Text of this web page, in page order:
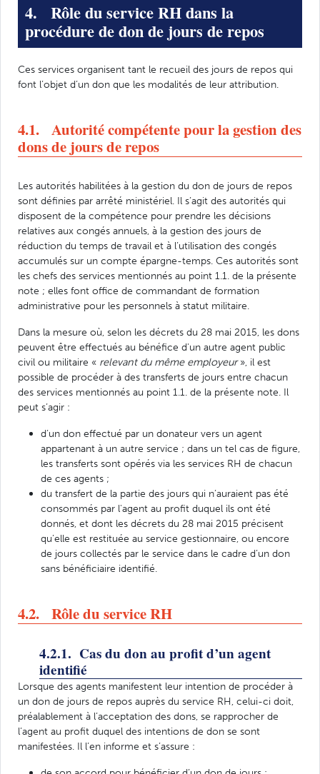
4. Rôle du service RH dans la
procédure de don de jours de repos
Ces services organisent tant le recueil des jours de repos qui
font l’objet d’un don que les modalités de leur attribution.
4.1. Autorité compétente pour la gestion des
dons de jours de repos
Les autorités habilitées à la gestion du don de jours de repos
sont définies par arrêté ministériel. Il s’agit des autorités qui
disposent de la compétence pour prendre les décisions
relatives aux congés annuels, à la gestion des jours de
réduction du temps de travail et à l’utilisation des congés
accumulés sur un compte épargne-temps. Ces autorités sont
les chefs des services mentionnés au point 1.1. de la présente
note ; elles font office de commandant de formation
administrative pour les personnels à statut militaire.
Dans la mesure où, selon les décrets du 28 mai 2015, les dons
peuvent être effectués au bénéfice d'un autre agent public
civil ou militaire « relevant du même employeur», il est
possible de procéder à des transferts de jours entre chacun
des services mentionnés au point 1.1. de la présente note. Il
peut s’agir :
d’un don effectué par un donateur vers un agent
appartenant à un autre service ; dans un tel cas de figure,
les transferts sont opérés via les services RH de chacun
de ces agents ;
du transfert de la partie des jours qui n’auraient pas été
consommés par l'agent au profit duquel ils ont été
donnés, et dont les décrets du 28 mai 2015 précisent
qu’elle est restituée au service gestionnaire, ou encore
de jours collectés par le service dans le cadre d’un don
sans bénéficiaire identifié.
4.2. Rôle du service RH
4.2.1. Cas du don au profit d’un agent
identifié
Lorsque des agents manifestent leur intention de procéder à
un don de jours de repos auprès du service RH, celui-ci doit,
préalablement à l’acceptation des dons, se rapprocher de
l’agent au profit duquel des intentions de don se sont
manifestées. Il l’en informe et s’assure :